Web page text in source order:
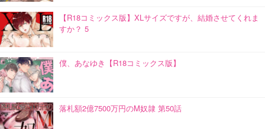
【R18コミックス版】XLサイズですが、結婚させてくれま
すか？ 5
僕、あなゆき【R18コミックス版】
落札額2億7500万円のM奴隷 第50話